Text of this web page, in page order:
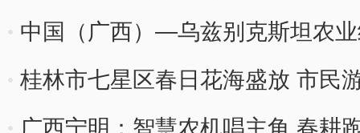
中国（广西）—乌兹别克斯坦农
桂林市七星区春日花海盛放 市民
广西宁明：智慧农机唱主角 春耕